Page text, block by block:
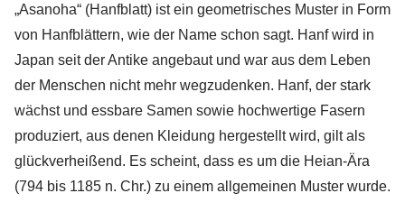
„Asanoha“ (Hanfblatt) ist ein geometrisches Muster in Form
von Hanfblättern, wie der Name schon sagt. Hanf wird in
Japan seit der Antike angebaut und war aus dem Leben
der Menschen nicht mehr wegzudenken. Hanf, der stark
wächst und essbare Samen sowie hochwertige Fasern
produziert, aus denen Kleidung hergestellt wird, gilt als
glückverheißend. Es scheint, dass es um die Heian-Ära
(794 bis 1185 n. Chr.) zu einem allgemeinen Muster wurde.